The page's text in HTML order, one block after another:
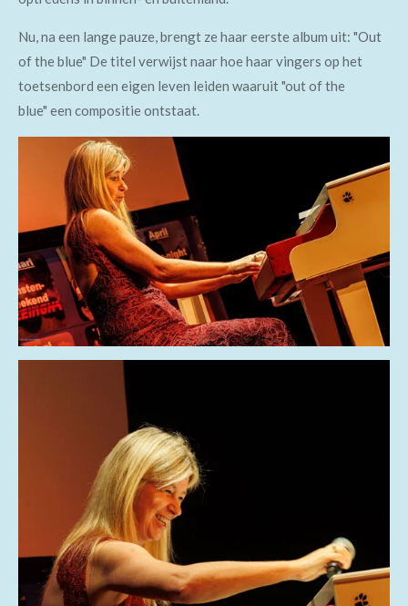
Nu, na een lange pauze, brengt ze haar eerste album uit: "Out
of the blue" De titel verwijst naar hoe haar vingers op het
toetsenbord een eigen leven leiden waaruit"out of the
blue" een compositie ontstaat.